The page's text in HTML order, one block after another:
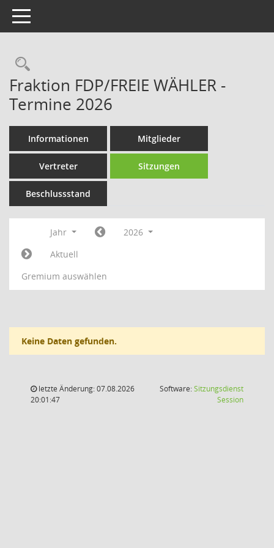
Toggle navigation
Rechercheauswahl
Fraktion FDP/FREIE WÄHLER -
Termine 2026
Informationen Mitglieder
Vertreter Sitzungen
Beschlussstand
Jahr
2026
Aktuell
Gremium auswählen
Keine Daten gefunden.
letzte Änderung: 07.08.2026
20:01:47
Software:Sitzungsdienst
Session(Wird in